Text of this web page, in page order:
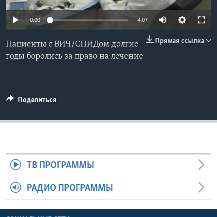
Learning English
СОЦИАЛЬНЫЕ СЕТИ
0:00 4:07
Прямая ссылка
Пациенты с ВИЧ/СПИДом долгие
годы боролись за право на лечение
Поделиться
ТВ ПРОГРАММЫ
РАДИО ПРОГРАММЫ